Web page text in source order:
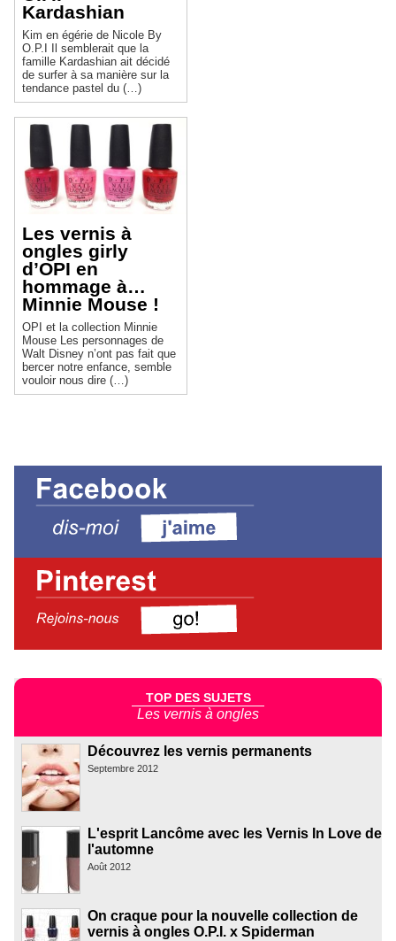
Kardashian
Kim en égérie de Nicole By
O.P.I Il semblerait que la
famille Kardashian ait décidé
de surfer à sa manière sur la
tendance pastel du (…)
Les vernis à
ongles girly
d’OPI en
hommage à…
Minnie Mouse !
OPI et la collection Minnie
Mouse Les personnages de
Walt Disney n’ont pas fait que
bercer notre enfance, semble
vouloir nous dire (…)
TOP DES SUJETS
Les vernis à ongles
Découvrez les vernis permanents
Septembre 2012
L'esprit Lancôme avec les Vernis In Love de
l'automne
Août 2012
On craque pour la nouvelle collection de
vernis à ongles O.P.I. x Spiderman